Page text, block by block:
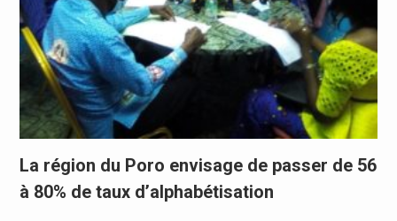
La région du Poro envisage de passer de 56
à 80% de taux d’alphabétisation